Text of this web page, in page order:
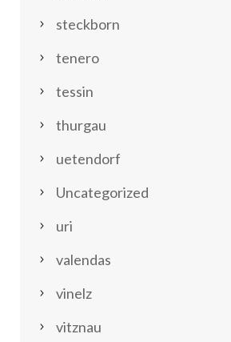
steckborn
tenero
tessin
thurgau
uetendorf
Uncategorized
uri
valendas
vinelz
vitznau